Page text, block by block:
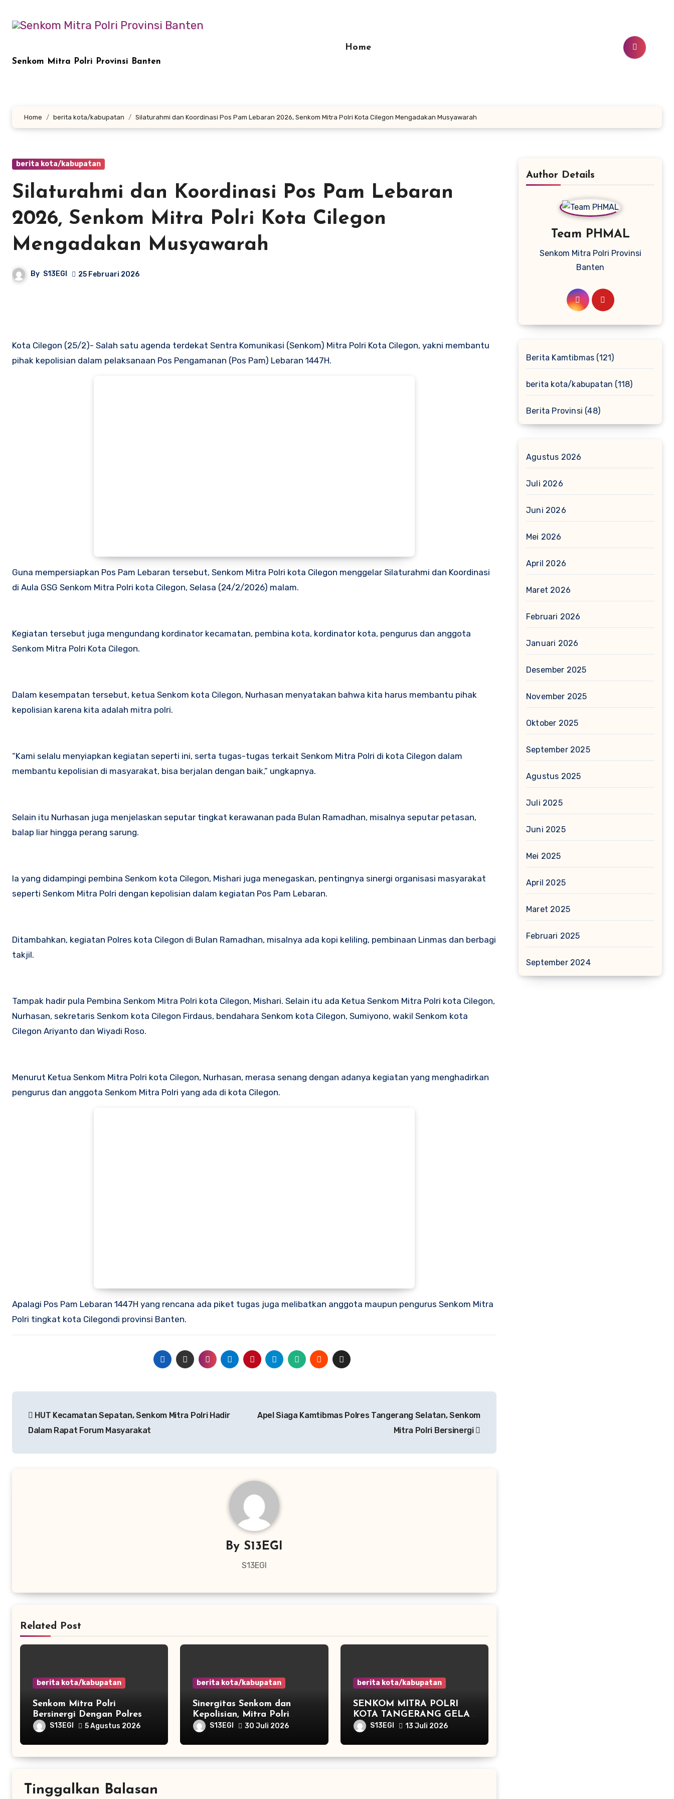
Senkom Mitra Polri Provinsi Banten
Home
Home berita kota/kabupatan Silaturahmi dan Koordinasi Pos Pam Lebaran 2026, Senkom Mitra Polri Kota Cilegon Mengadakan Musyawarah
berita kota/kabupatan
Silaturahmi dan Koordinasi Pos Pam Lebaran
2026, Senkom Mitra Polri Kota Cilegon
Mengadakan Musyawarah
By S13EGI 25 Februari 2026
Kota Cilegon (25/2)- Salah satu agenda terdekat Sentra Komunikasi (Senkom) Mitra Polri Kota Cilegon, yakni membantu
pihak kepolisian dalam pelaksanaan Pos Pengamanan (Pos Pam) Lebaran 1447H.
Guna mempersiapkan Pos Pam Lebaran tersebut, Senkom Mitra Polri kota Cilegon menggelar Silaturahmi dan Koordinasi
di Aula GSG Senkom Mitra Polri kota Cilegon, Selasa (24/2/2026) malam.
Kegiatan tersebut juga mengundang kordinator kecamatan, pembina kota, kordinator kota, pengurus dan anggota
Senkom Mitra Polri Kota Cilegon.
Dalam kesempatan tersebut, ketua Senkom kota Cilegon, Nurhasan menyatakan bahwa kita harus membantu pihak
kepolisian karena kita adalah mitra polri.
“Kami selalu menyiapkan kegiatan seperti ini, serta tugas-tugas terkait Senkom Mitra Polri di kota Cilegon dalam
membantu kepolisian di masyarakat, bisa berjalan dengan baik,” ungkapnya.
Selain itu Nurhasan juga menjelaskan seputar tingkat kerawanan pada Bulan Ramadhan, misalnya seputar petasan,
balap liar hingga perang sarung.
Ia yang didampingi pembina Senkom kota Cilegon, Mishari juga menegaskan, pentingnya sinergi organisasi masyarakat
seperti Senkom Mitra Polri dengan kepolisian dalam kegiatan Pos Pam Lebaran.
Ditambahkan, kegiatan Polres kota Cilegon di Bulan Ramadhan, misalnya ada kopi keliling, pembinaan Linmas dan berbagi
takjil.
Tampak hadir pula Pembina Senkom Mitra Polri kota Cilegon, Mishari. Selain itu ada Ketua Senkom Mitra Polri kota Cilegon,
Nurhasan, sekretaris Senkom kota Cilegon Firdaus, bendahara Senkom kota Cilegon, Sumiyono, wakil Senkom kota
Cilegon Ariyanto dan Wiyadi Roso.
Menurut Ketua Senkom Mitra Polri kota Cilegon, Nurhasan, merasa senang dengan adanya kegiatan yang menghadirkan
pengurus dan anggota Senkom Mitra Polri yang ada di kota Cilegon.
Apalagi Pos Pam Lebaran 1447H yang rencana ada piket tugas juga melibatkan anggota maupun pengurus Senkom Mitra
Polri tingkat kota Cilegondi provinsi Banten.
posHUT Kecamatan Sepatan, Senkom Mitra Polri Hadir
Dalam Rapat Forum Masyarakat
Apel Siaga Kamtibmas Polres Tangerang Selatan, Senkom
Mitra Polri Bersinergi
By S13EGI
S13EGI
Related Post
berita kota/kabupatan
Senkom Mitra Polri
Bersinergi Dengan Polres
Serang Dalam Rangka Apel
Bencana Musim Kemarau
S13EGI 5 Agustus 2026
berita kota/kabupatan
Sinergitas Senkom dan
Kepolisian, Mitra Polri
Menyambut Kapolres Kota
S13EGI 30 Juli 2026
berita kota/kabupatan
SENKOM MITRA POLRI
KOTA TANGERANG GELAR
PEMBEKALAN SAR
KUNCIRAN
S13EGI 13 Juli 2026
Tinggalkan Balasan
Author Details
Team PHMAL
Senkom Mitra Polri Provinsi
Banten
Berita Kamtibmas (121)
berita kota/kabupatan (118)
Berita Provinsi (48)
Agustus 2026
Juli 2026
Juni 2026
Mei 2026
April 2026
Maret 2026
Februari 2026
Januari 2026
Desember 2025
November 2025
Oktober 2025
September 2025
Agustus 2025
Juli 2025
Juni 2025
Mei 2025
April 2025
Maret 2025
Februari 2025
September 2024